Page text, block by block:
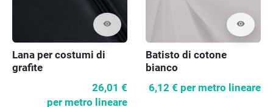
visibility
Lana per costumi di
grafite
26,01 €
per metro lineare
visibility
Batisto di cotone
bianco
6,12 € per metro lineare